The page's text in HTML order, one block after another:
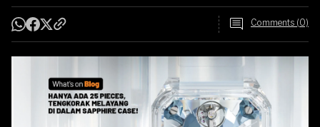
Comments (0)